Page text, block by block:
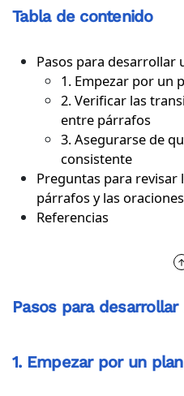
Tabla de contenido
Pasos para desarrollar
1. Empezar por un
2. Verificar las
entre párrafos
3. Asegurarse de
consistente
Preguntas para revisar
párrafos y las oraciones
Referencias
Pasos para
1. Empezar por un